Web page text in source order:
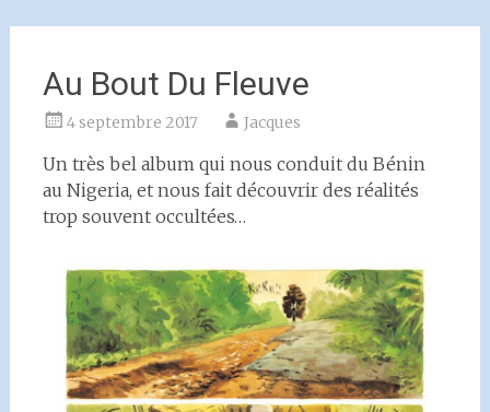
Au Bout Du Fleuve
4 septembre 2017 Jacques
Un très bel album qui nous conduit du Bénin
au Nigeria, et nous fait découvrir des réalités
trop souvent occultées…